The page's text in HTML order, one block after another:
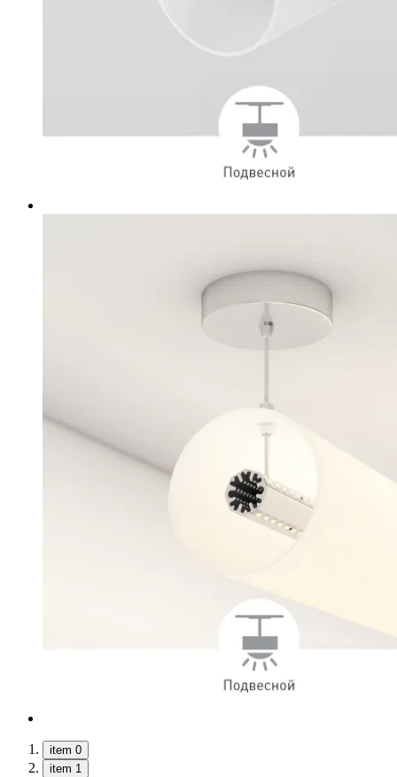
item 0
item 1